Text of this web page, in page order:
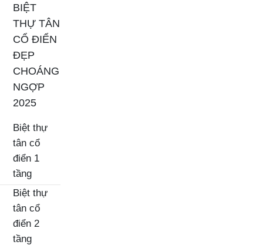
BIỆT
THỰ TÂN
CỔ ĐIỂN
ĐẸP
CHOÁNG
NGỢP
2025
Biệt thự
tân cổ
điển 1
tầng
Biệt thự
tân cổ
điển 2
tầng